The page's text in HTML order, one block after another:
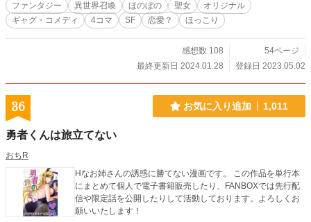
ファンタジー 異世界召喚 ほのぼの 聖女
オリジナル
ギャグ・コメディ
4コマ SF 恋愛？ ほっこり
感想数 108
54ページ
最終更新日 2024.01.28
登録日 2023.05.02
36 お気に入り追加 1,011
勇者くんは旅立てない
おちR
Hなお姉さんの誘惑に勝てない漫画です。 この作品を単行本
にまとめて個人で電子書籍販売したり、FANBOXでは先行配
信や限定話を公開したりして活動しております。よろしくお
願いいたします！